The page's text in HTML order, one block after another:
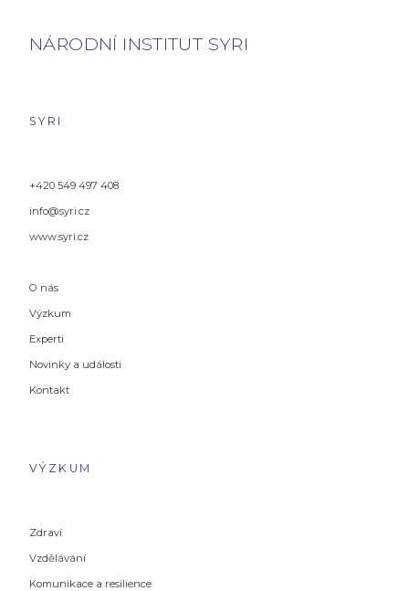
NÁRODNÍ INSTITUT SYRI
SYRI
+420 549 497 408
info@syri.cz
www.syri.cz
O nás
Výzkum
Experti
Novinky a události
Kontakt
VÝZKUM
Zdraví
Vzdělávání
Komunikace a resilience